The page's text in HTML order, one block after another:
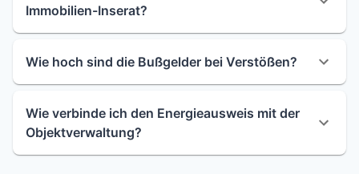
Immobilien-Inserat?
Wie hoch sind die Bußgelder bei Verstößen?
Wie verbinde ich den Energieausweis mit der
Objektverwaltung?